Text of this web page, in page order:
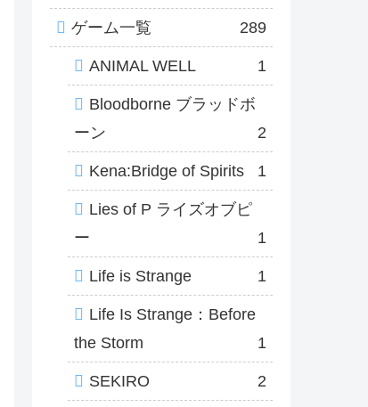
ゲーム一覧 289
ANIMAL WELL 1
Bloodborne ブラッドボ
ーン
2
Kena:Bridge of Spirits 1
Lies of P ライズオブピ
ー
1
Life is Strange 1
Life Is Strange：Before
the Storm
1
SEKIRO 2